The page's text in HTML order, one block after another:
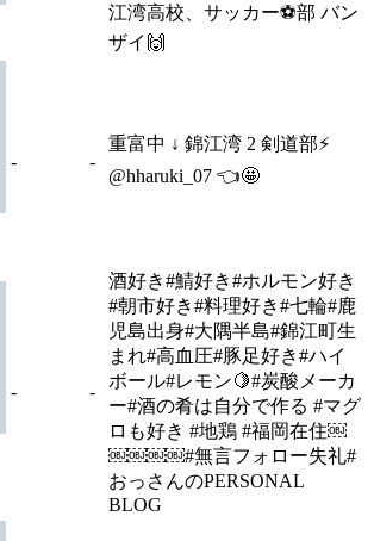
江湾高校、サッカー⚽部 バン
ザイ🙌
- -
重富中 ↓ 錦江湾 2 剣道部⚡️
@hharuki_07 👈🤩
- -
酒好き#鯖好き#ホルモン好き
#朝市好き#料理好き#七輪#鹿
児島出身#大隅半島#錦江町生
まれ#高血圧#豚足好き#ハイ
ボール#レモン🍋#炭酸メーカ
ー#酒の肴は自分で作る #マグ
ロも好き #地鶏 #福岡在住￼
￼￼￼￼#無言フォロー失礼#
おっさんのPERSONAL
BLOG